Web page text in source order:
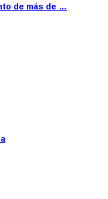
de más de …